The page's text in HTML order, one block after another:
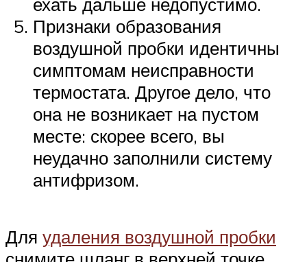
Признаки образования
воздушной пробки идентичны
симптомам неисправности
термостата. Другое дело, что
она не возникает на пустом
месте: скорее всего, вы
неудачно заполнили систему
антифризом.
Для удаления воздушной пробки